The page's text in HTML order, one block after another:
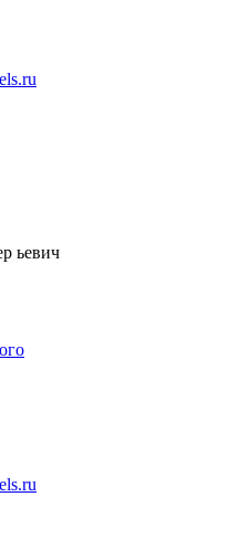
ьевич